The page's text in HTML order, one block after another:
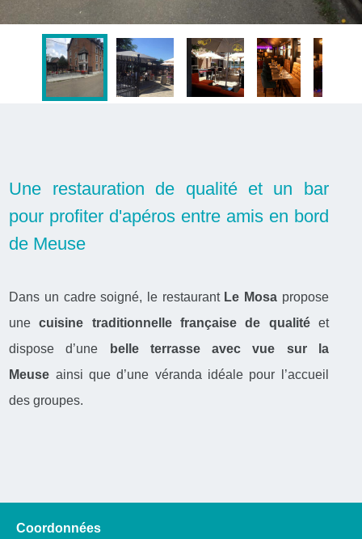
Une restauration de qualité et un bar
pour profiter d'apéros entre amis en bord
de Meuse
Dans un cadre soigné, le restaurant Le Mosa propose
unecuisine traditionnelle française de qualitéet
dispose d’une
belle terrasse avec vue sur la
Meuse ainsi que d’une véranda idéale pour l’accueil
des groupes.
Coordonnées